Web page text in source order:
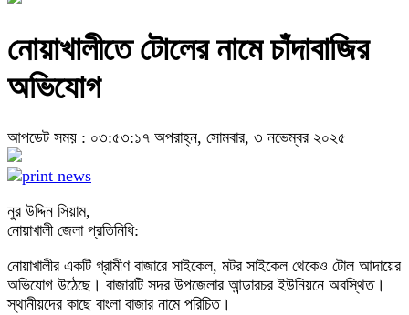
নোয়াখালীতে টোলের নামে চাঁদাবাজির
অভিযোগ
আপডেট সময় : ০৩:৫৩:১৭ অপরাহ্ন, সোমবার, ৩ নভেম্বর ২০২৫
নুর উদ্দিন সিয়াম,
নোয়াখালী জেলা প্রতিনিধি:
নোয়াখালীর একটি গ্রামীণ বাজারে সাইকেল, মটর সাইকেল থেকেও টোল আদায়ের
অভিযোগ উঠেছে। বাজারটি সদর উপজেলার আন্ডারচর ইউনিয়নে অবস্থিত।
স্থানীয়দের কাছে বাংলা বাজার নামে পরিচিত।